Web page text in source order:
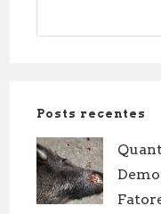
Posts recentes